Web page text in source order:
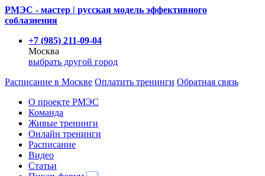
РМЭС - мастер | русская модель эффективного
соблазнения
+7 (985) 211-09-04
Москва
выбрать другой город
Расписание в Москве Оплатить тренинги Обратная связь
О проекте РМЭС
Команда
Живые тренинги
Онлайн тренинги
Расписание
Видео
Статьи